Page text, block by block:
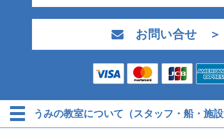
お問い合せ ＞
うみの教室について（スタッフ・船・施